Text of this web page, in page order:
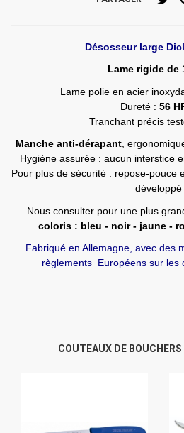
Désosseur large
Lame rigide de
Lame polie en acier
Dureté : 56
Tranchant précis
Manche anti-dérapant,
Hygiène assurée : aucun interstice
Pour plus de sécurité : repose-pouce
développé
Nous consulter pour une plus
coloris : bleu - noir - jaune -
Fabriqué en Allemagne, avec des
règlements Européens sur les
COUTEAUX DE